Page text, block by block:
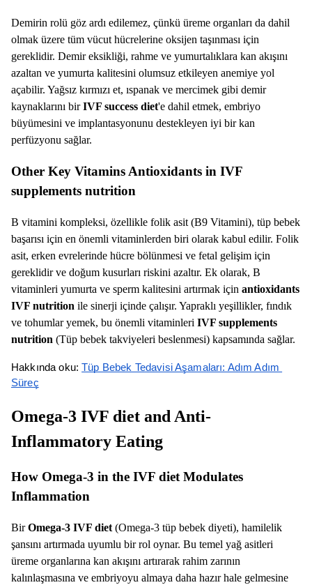
Demirin rolü göz ardı edilemez, çünkü üreme organları da dahil
olmak üzere tüm vücut hücrelerine oksijen taşınması için
gereklidir. Demir eksikliği, rahme ve yumurtalıklara kan akışını
azaltan ve yumurta kalitesini olumsuz etkileyen anemiye yol
açabilir. Yağsız kırmızı et, ıspanak ve mercimek gibi demir
kaynaklarını birIVF success diet'e dahil etmek, embriyo
büyümesini ve implantasyonunu destekleyen iyi bir kan
perfüzyonu sağlar.
Other Key Vitamins Antioxidants in IVF
supplements nutrition
B vitamini kompleksi, özellikle folik asit (B9 Vitamini), tüp bebek
başarısı için en önemli vitaminlerden biri olarak kabul edilir. Folik
asit, erken evrelerinde hücre bölünmesi ve fetal gelişim için
gereklidir ve doğum kusurları riskini azaltır. Ek olarak, B
vitaminleri yumurta ve sperm kalitesini artırmak için antioxidants
IVF nutrition ile sinerji içinde çalışır. Yapraklı yeşillikler, fındık
ve tohumlar yemek, bu önemli vitaminleri IVF supplements
nutrition (Tüp bebek takviyeleri beslenmesi) kapsamında sağlar.
Hakkında oku: Tüp Bebek Tedavisi Aşamaları: Adım Adım
Süreç
Omega-3 IVF diet and Anti-
Inflammatory Eating
How Omega-3 in the IVF diet Modulates
Inflammation
BirOmega-3 IVF diet (Omega-3 tüp bebek diyeti), hamilelik
şansını artırmada uyumlu bir rol oynar. Bu temel yağ asitleri
üreme organlarına kan akışını artırarak rahim zarının
kalınlaşmasına ve embriyoyu almaya daha hazır hale gelmesine